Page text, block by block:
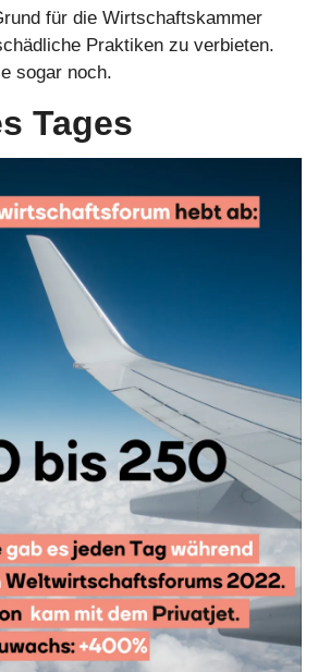
für die Wirtschaftskammer
Praktiken zu verbieten.
sogar noch.
Tages